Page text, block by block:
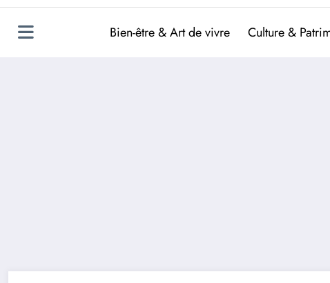
Bien-être & Art de vivre Culture &